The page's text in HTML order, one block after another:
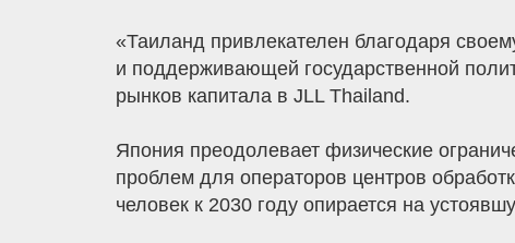
«Таиланд привлекателен благодаря
и поддерживающей государственной
рынков капитала в JLL Thailand.
Япония преодолевает физические
проблем для операторов центров
человек к 2030 году опирается на